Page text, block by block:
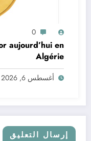
0
aujourd’hui en
Algérie
أغسطس 6, 2026
إرسال التعليق